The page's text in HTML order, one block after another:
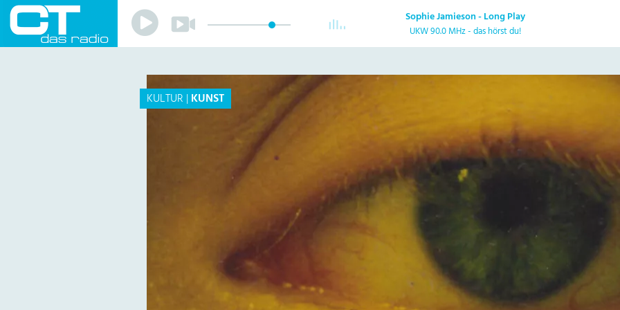
Play
Play Sophie Jamieson - Long Play
UKW 90.0 MHz - das hörst du!
KULTUR |KUNST